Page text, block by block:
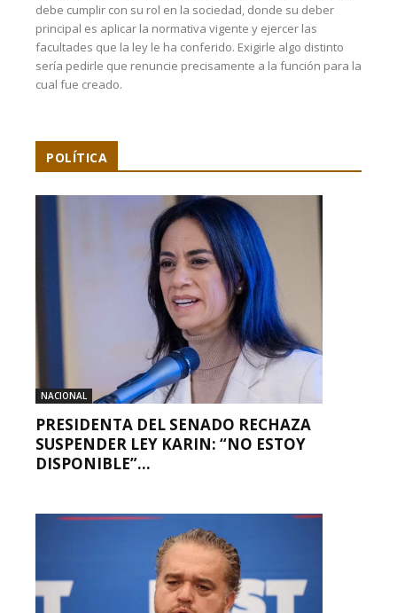
debe cumplir con su rol en la sociedad, donde su deber
principal es aplicar la normativa vigente y ejercer las
facultades que la ley le ha conferido. Exigirle algo distinto
sería pedirle que renuncie precisamente a la función para la
cual fue creado.
POLÍTICA
NACIONAL
PRESIDENTA DEL SENADO RECHAZA
SUSPENDER LEY KARIN: “NO ESTOY
DISPONIBLE”...